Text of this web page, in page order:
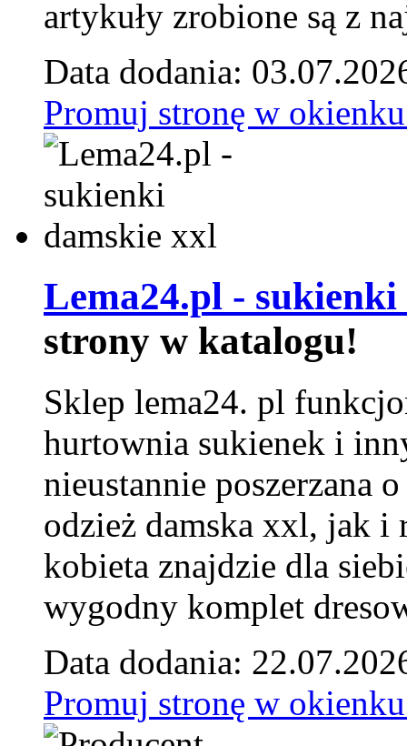
artykuły zrobione są z
Data dodania:
Promuj stronę w
Lema24.pl -
strony w katalogu!
Sklep lema24. pl
hurtownia sukienek i
nieustannie poszerzana
odzież damska xxl, jak i
kobieta znajdzie dla
wygodny komplet
Data dodania:
Promuj stronę w